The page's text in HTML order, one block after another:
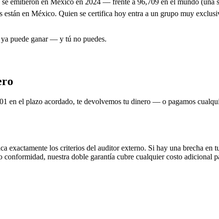
en México. Quien se certifica hoy entra a un grupo muy
puede ganar — y tú no puedes.
en el plazo acordado, te devolvemos tu dinero — o pagamos
exactamente los criterios del auditor externo. Si hay una brecha
conformidad, nuestra doble garantía cubre cualquier costo